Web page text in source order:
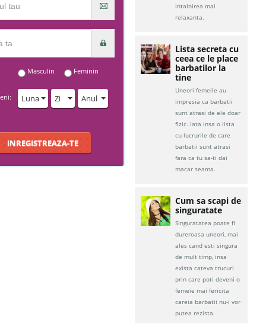
Masculin Feminin
Luna Zi Anul
INREGISTREAZA-TE
intalnirea mai
relaxanta.
Lista secreta cu
ceea ce le place
barbatilor la
tine
Uneori femeile au
impresia ca barbatii
sunt atrasi de ele doar
fizic. Iata insa o lista
cu lucrurile de care
barbatii sunt atrasi
fara ca tu sa-ti dai
macar seama.
Cum sa scapi de
singuratate
Singuratatea poate fi
dureroasa uneori, mai
ales cand esti singura
de mult timp, insa
exista cateva trucuri
prin care poti deveni o
femeie mai fericita
careia barbatii nu-i vor
putea rezista.